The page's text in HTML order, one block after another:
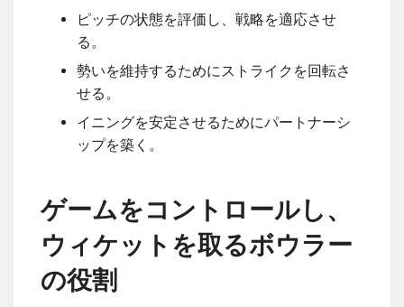
ピッチの状態を評価し、戦略を適応させ
る。
勢いを維持するためにストライクを回転さ
せる。
イニングを安定させるためにパートナーシ
ップを築く。
ゲームをコントロールし、
ウィケットを取るボウラー
の役割